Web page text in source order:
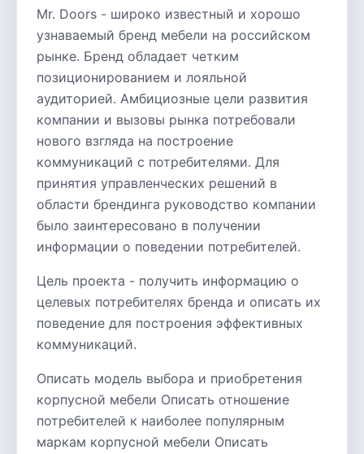
Mr. Doors - широко известный и хорошо
узнаваемый бренд мебели на российском
рынке. Бренд обладает четким
позиционированием и лояльной
аудиторией. Амбициозные цели развития
компании и вызовы рынка потребовали
нового взгляда на построение
коммуникаций с потребителями. Для
принятия управленческих решений в
области брендинга руководство компании
было заинтересовано в получении
информации о поведении потребителей.
Цель проекта - получить информацию о
целевых потребителях бренда и описать их
поведение для построения эффективных
коммуникаций.
Описать модель выбора и приобретения
корпусной мебели Описать отношение
потребителей к наиболее популярным
маркам корпусной мебели Описать